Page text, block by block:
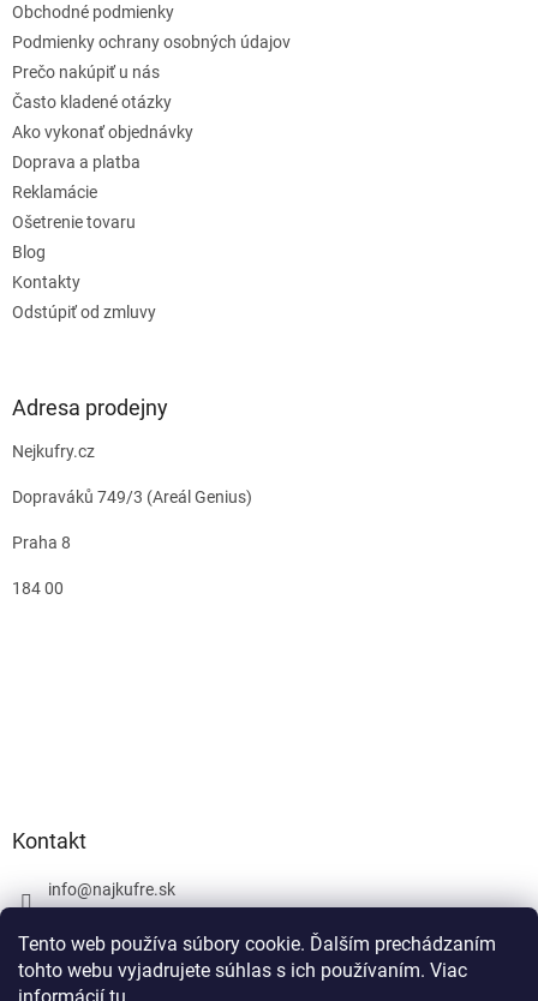
Tento web používa súbory cookie. Ďalším prechádzaním
tohto webu vyjadrujete súhlas s ich používaním. Viac
Obchodné podmienky
Podmienky ochrany osobných údajov
Prečo nakúpiť u nás
Často kladené otázky
Ako vykonať objednávky
Doprava a platba
Reklamácie
Ošetrenie tovaru
Blog
Kontakty
Odstúpiť od zmluvy
Adresa prodejny
Nejkufry.cz
Dopraváků 749/3 (Areál Genius)
Praha 8
184 00
Kontakt
info@najkufre.sk
Facebook